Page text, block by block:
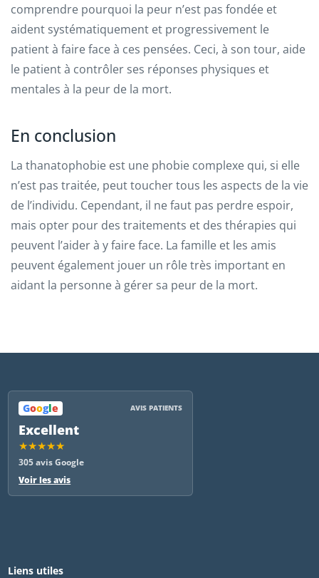
comprendre pourquoi la peur n’est pas fondée et
aident systématiquement et progressivement le
patient à faire face à ces pensées. Ceci, à son tour, aide
le patient à contrôler ses réponses physiques et
mentales à la peur de la mort.
En conclusion
La thanatophobie est une phobie complexe qui, si elle
n’est pas traitée, peut toucher tous les aspects de la vie
de l’individu. Cependant, il ne faut pas perdre espoir,
mais opter pour des traitements et des thérapies qui
peuvent l’aider à y faire face. La famille et les amis
peuvent également jouer un rôle très important en
aidant la personne à gérer sa peur de la mort.
Google AVIS PATIENTS
Excellent
★★★★★
305 avis Google
Voir les avis
Liens utiles